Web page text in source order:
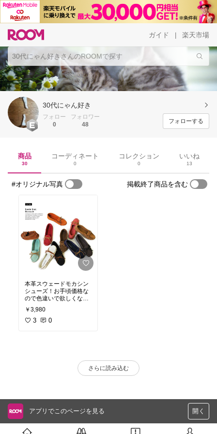
ガイド 楽天市場
30代にゃん好き
フォロー
0
フォロワー
48
フォローする
商品
30
コーディネート
0
コレクション
0
いいね
13
#オリジナル写真 掲載終了商品を含む
本革スウェードモカシン
シューズ！お手頃価格な
ので色違いで欲しくなり
ます。
￥3,980
3 0
さらに読み込む
アプリでこのページを見る 開く